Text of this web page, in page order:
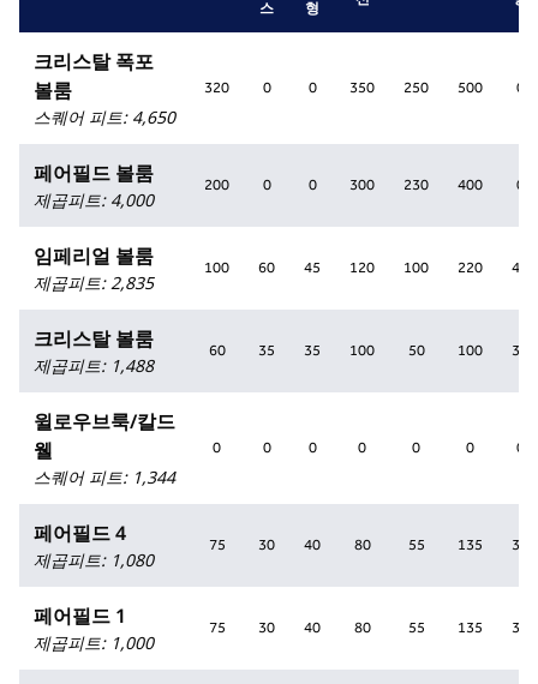
스 형
크리스탈 폭포
볼룸
스퀘어 피트: 4,650
320 0 0 350 250 500 0
페어필드 볼룸
제곱피트: 4,000
200 0 0 300 230 400 0
임페리얼 볼룸
제곱피트: 2,835
100 60 45 120 100 220 40
크리스탈 볼룸
제곱피트: 1,488
60 35 35 100 50 100 35
윌로우브룩/칼드
웰
스퀘어 피트: 1,344
0 0 0 0 0 0 0
페어필드 4
제곱피트: 1,080
75 30 40 80 55 135 35
페어필드 1
제곱피트: 1,000
75 30 40 80 55 135 35